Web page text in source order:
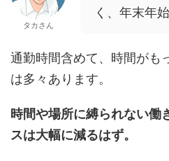
タカさん
く、年末年
通勤時間含めて、時間がも
は多々あります。
時間や場所に縛られない働
スは大幅に減るはず。